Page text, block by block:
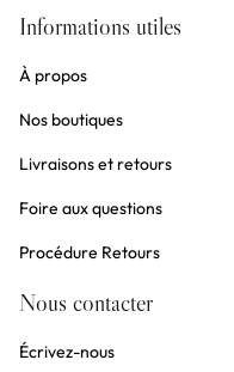
Informations utiles
À propos
Nos boutiques
Livraisons et retours
Foire aux questions
Procédure Retours
Nous contacter
Écrivez-nous